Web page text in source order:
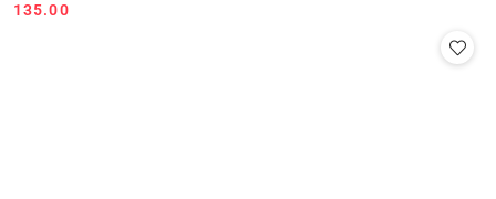
Cena:
135.00